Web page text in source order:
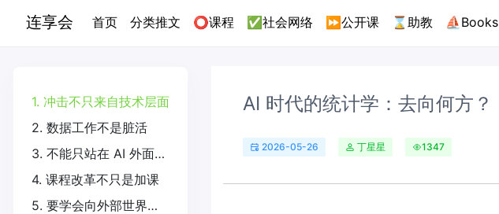
连享会 首页(current)
分类推文 ⭕课程 ✅社会网络 ⏩公开课 ⌛助教 ⛵Books
1. 冲击不只来自技术层面
2. 数据工作不是脏活
3. 不能只站在 AI 外面批评
4. 课程改革不只是加课
5. 要学会向外部世界讲清楚自己的价值
AI 时代的统计学：去向何方？
2026-05-26 丁星星 1347